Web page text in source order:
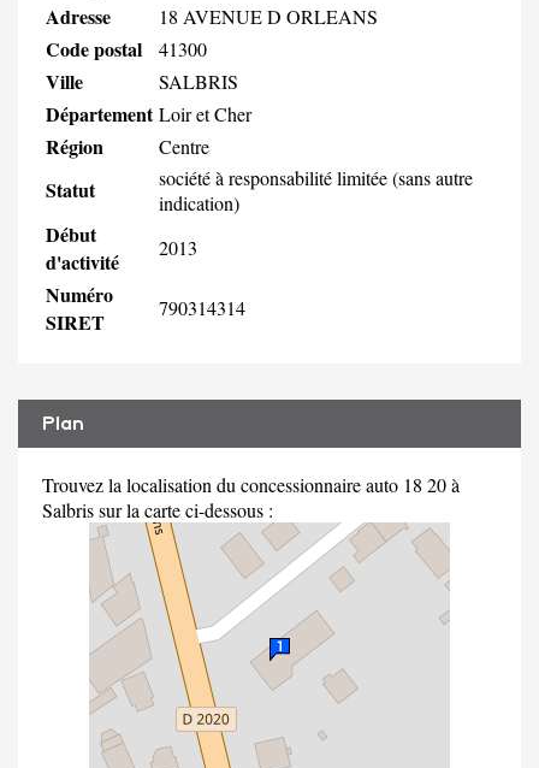
Adresse 18 AVENUE D ORLEANS
Code postal 41300
Ville SALBRIS
Département Loir et Cher
Région Centre
Statut
société à responsabilité limitée (sans autre
indication)
Début
d'activité
2013
Numéro
SIRET
790314314
Plan
Trouvez la localisation du concessionnaire auto 18 20 à
Salbris sur la carte ci-dessous :